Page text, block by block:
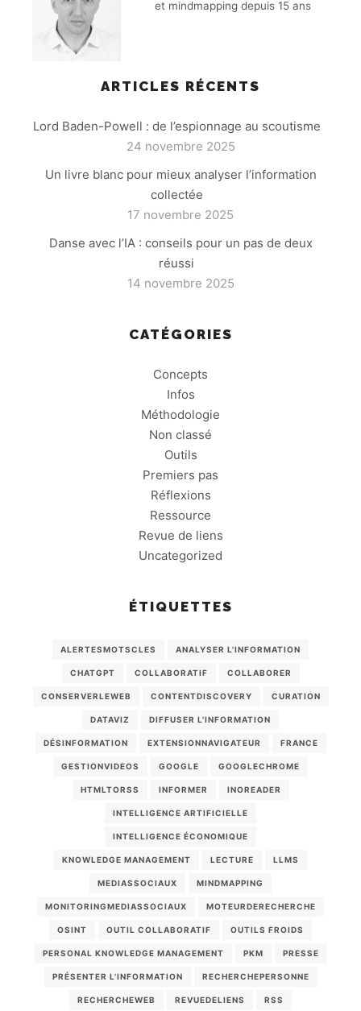
et mindmapping depuis 15 ans
ARTICLES RÉCENTS
Lord Baden-Powell : de l’espionnage au scoutisme
24 novembre 2025
Un livre blanc pour mieux analyser l’information
collectée
17 novembre 2025
Danse avec l’IA : conseils pour un pas de deux
réussi
14 novembre 2025
CATÉGORIES
Concepts
Infos
Méthodologie
Non classé
Outils
Premiers pas
Réflexions
Ressource
Revue de liens
Uncategorized
ÉTIQUETTES
ALERTESMOTSCLES ANALYSER L'INFORMATION
CHATGPT COLLABORATIF COLLABORER
CONSERVERLEWEB CONTENTDISCOVERY CURATION
DATAVIZ DIFFUSER L'INFORMATION
DÉSINFORMATION EXTENSIONNAVIGATEUR FRANCE
GESTIONVIDEOS GOOGLE GOOGLECHROME
HTMLTORSS INFORMER INOREADER
INTELLIGENCE ARTIFICIELLE
INTELLIGENCE ÉCONOMIQUE
KNOWLEDGE MANAGEMENT LECTURE LLMS
MEDIASSOCIAUX MINDMAPPING
MONITORINGMEDIASSOCIAUX MOTEURDERECHERCHE
OSINT OUTIL COLLABORATIF OUTILS FROIDS
PERSONAL KNOWLEDGE MANAGEMENT PKM PRESSE
PRÉSENTER L'INFORMATION RECHERCHEPERSONNE
RECHERCHEWEB REVUEDELIENS RSS